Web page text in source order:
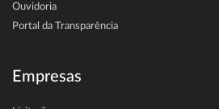
Ouvidoria
Portal da Transparência
Empresas